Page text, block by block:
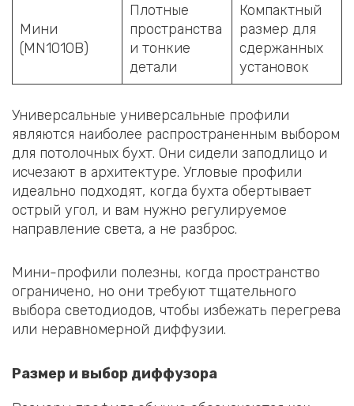
Мини
(MN1010B)
Плотные
пространства
и тонкие
детали
Компактный
размер для
сдержанных
установок
Универсальные универсальные профили
являются наиболее распространенным выбором
для потолочных бухт. Они сидели заподлицо и
исчезают в архитектуре. Угловые профили
идеально подходят, когда бухта обертывает
острый угол, и вам нужно регулируемое
направление света, а не разброс.
Мини-профили полезны, когда пространство
ограничено, но они требуют тщательного
выбора светодиодов, чтобы избежать перегрева
или неравномерной диффузии.
Размер и выбор диффузора